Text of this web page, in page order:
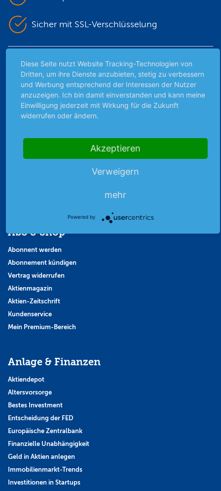
Sicher mit SSL-Verschlüsselung
Highlights
Archiv
Börsenbericht
Börsengerüchte
Börsengespräche
Finanzpodcast
Abo & Shop
Abonnent werden
Abonnement kündigen
Vertrag widerrufen
Aktienmagazin
Aktien-Zeitschrift
Kundenservice
Mein Premium-Bereich
Anlage & Finanzen
Aktiendepot
Altersvorsorge
Bestes Investment
Entscheidung der FED
Europäische Zentralbank
Finanzielle Unabhängigkeit
Geld in Aktien anlegen
Immobilienmarkt-Trends
Investitionen in Startups
Diese Seite nutzt Website Tracking-Technologien von
Dritten, um ihre Dienste anzubieten, stetig zu verbessern
und Werbung entsprechend der Interessen der Nutzer
anzuzeigen. Ich bin damit einverstanden und kann meine
Einwilligung jederzeit mit Wirkung für die Zukunft
widerrufen oder ändern.
Akzeptieren
Verweigern
mehr
Powered by